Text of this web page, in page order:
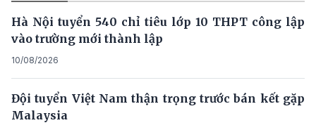
Hà Nội tuyển 540 chỉ tiêu lớp 10 THPT công lập
vào trường mới thành lập
10/08/2026
Đội tuyển Việt Nam thận trọng trước bán kết gặp
Malaysia